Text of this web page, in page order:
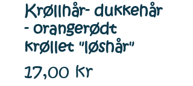
Krøllhår- dukkehår
- orangerødt
krøllet "løshår"
17,00 krPris